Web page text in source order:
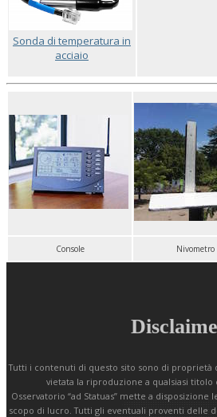
Sonda di temperatura in
acciaio
Console Nivometro
Tutti i contenuti di questo sito sono di proprietà
vietata la riproduzione a qualsiasi titolo
Osservatorio “ad Statuas” mette a
scopo di lucro. Tutti gli eventuali proventi delle